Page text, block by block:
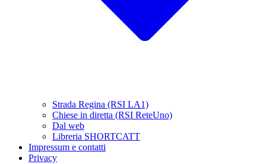
Strada Regina (RSI LA1)
Chiese in diretta (RSI ReteUno)
Dal web
Libreria SHORTCATT
Impressum e contatti
Privacy